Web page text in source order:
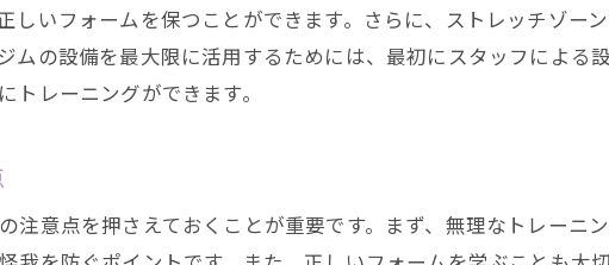
しいフォームを保つことができます。さらに、ストレッチゾー
ムの設備を最大限に活用するためには、最初にスタッフによる
レーニングができます。
注意点を押さえておくことが重要です。まず、無理なトレーニ